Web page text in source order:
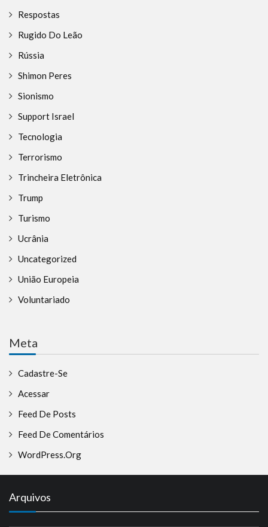
Respostas
Rugido Do Leão
Rússia
Shimon Peres
Sionismo
Support Israel
Tecnologia
Terrorismo
Trincheira Eletrônica
Trump
Turismo
Ucrânia
Uncategorized
União Europeia
Voluntariado
Meta
Cadastre-Se
Acessar
Feed De Posts
Feed De Comentários
WordPress.org
Arquivos